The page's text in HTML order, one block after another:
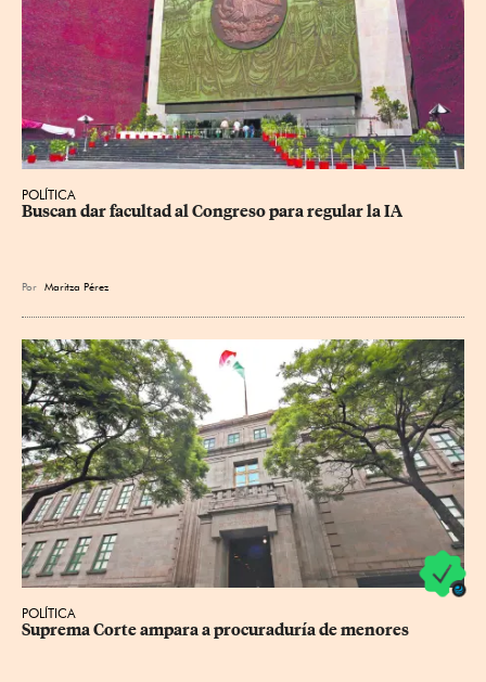
POLÍTICA
Buscan dar facultad al Congreso para regular la IA
Por Maritza Pérez
POLÍTICA
Suprema Corte ampara a procuraduría de menores